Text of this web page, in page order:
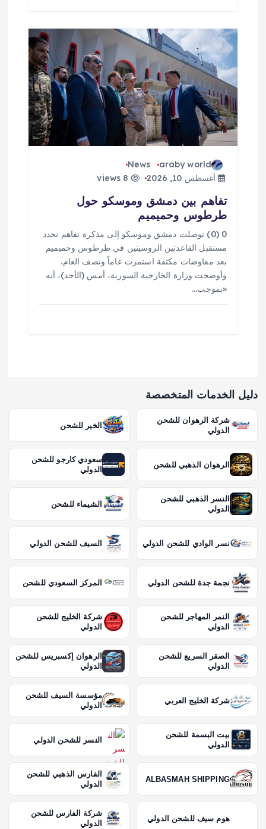
araby world
News
أغسطس 10, 2026
تفاهم بين دمشق وموسكو حول
طرطوس وحميميم
0 (0) توصلت دمشق وموسكو إلى مذكرة تفاهم تحدد ​
مستقبل القاعدتين الروسيتين في طرطوس وحميميم
بعد مفاوضات مكثفة استمرت عاماً ونصف العام.
وأوضحت وزارة الخارجية السورية، أمس (الأحد)، أنه
«بموجب…
دليل الخدمات المتخصصة
شركة الرهوان للشحن
الدولي
الخير للشحن
الرهوان الذهبي للشحن
سعودي كارجو للشحن
الدولي
النسر الذهبي للشحن
الدولي
الشيماء للشحن
نسر الوادي للشحن الدولي السيف للشحن الدولي
نجمة جدة للشحن الدولي المركز السعودي للشحن
النمر المهاجر للشحن
الدولي
شركة الخليج للشحن
الدولي
الصقر السريع للشحن
الدولي
الرهوان إكسبريس للشحن
الدولي
شركة الخليج العربي
مؤسسة السيف للشحن
الدولي
بيت البسمة للشحن
الدولي
النسر للشحن الدولي
ALBASMAH SHIPPING
الفارس الذهبي للشحن
الدولي
هوم سيف للشحن الدولي
شركة الفارس للشحن
الدولي